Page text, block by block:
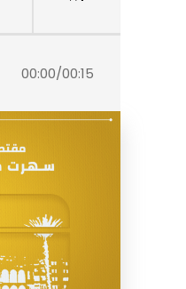
00:00/00:15